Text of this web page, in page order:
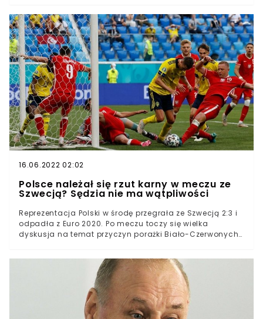
rozpocznie rywalizację na mistrzostwach Europy, ale
zanim do tego dojdzie, ich młodsi koledzy mają okazję
zapisać się w historii. Kadra do lat 19. właśnie
awansowała do finału mistrzostw świata.
16.06.2022 02:02
Polsce należał się rzut karny w meczu ze
Szwecją? Sędzia nie ma wątpliwości
Reprezentacja Polski w środę przegrała ze Szwecją 2:3 i
odpadła z Euro 2020. Po meczu toczy się wielka
dyskusja na temat przyczyn porażki Biało-Czerwonych
należał się nam rzut karny.Reprezentacja Polski już po
fazie grupowej żegna się z Euro 2020.Polacy w meczu "o
wszystko" przegrali ze Szwecją 2:3 i ostatecznie zajęli
ostatnie miejsce w grupie.Po meczu jeden z ekspertów
zauważył, że Biało-Czerwonym w pierwszej połowie